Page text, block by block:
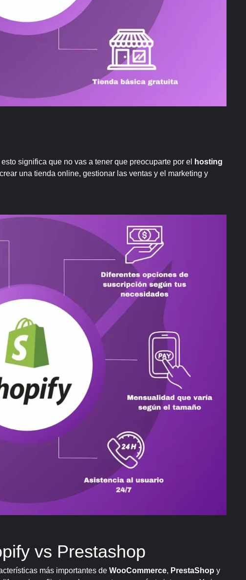
significa que no vas a tener que preocuparte por el
hosting
una tienda online, gestionar las ventas y el marketing y
vs Prestashop
más importantes de WooCommerce, PrestaShop y